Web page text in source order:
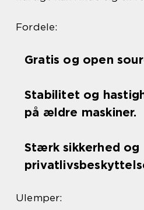
Fordele:
Gratis og open
Stabilitet og
på ældre maskiner.
Stærk sikkerhed og
Ulemper: